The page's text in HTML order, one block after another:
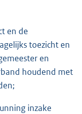
en de
toezicht en
en
houdend met
inzake